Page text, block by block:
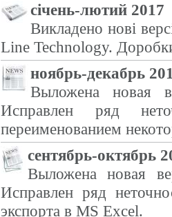
січень-лютий 2017
Викладено нові
Line Technology.
ноябрь-декабрь
Выложена новая
Исправлен ряд
переименованием
сентябрь-октябрь
Выложена новая
Исправлен ряд
экспорта в MS Excel.